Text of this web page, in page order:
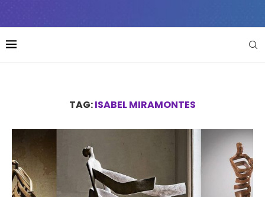
TAG:ISABEL MIRAMONTES